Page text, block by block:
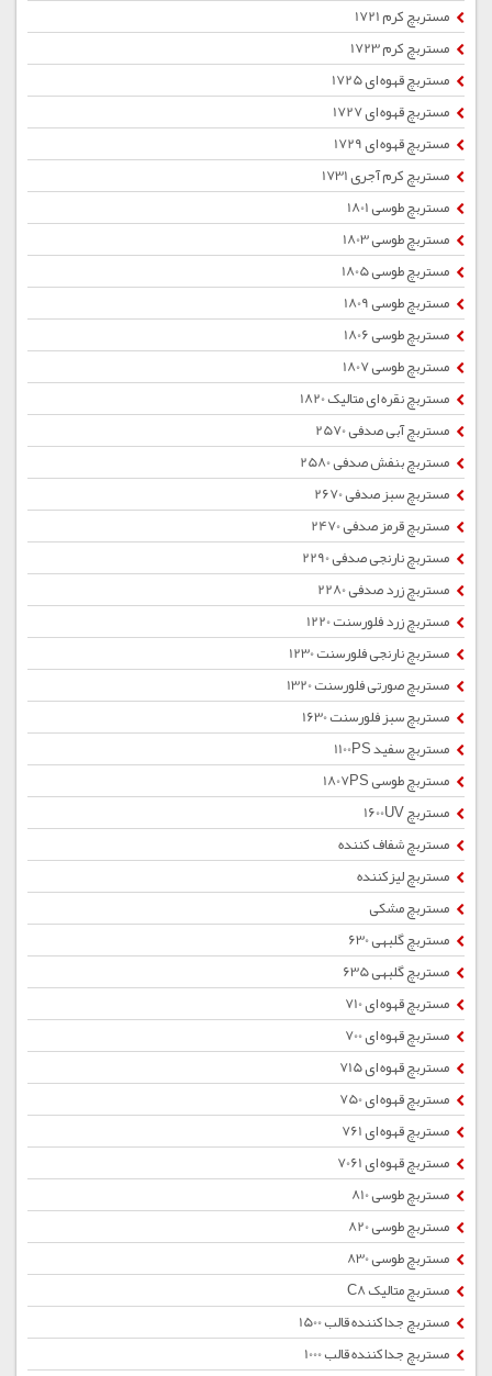
مستربچ کرم 1721
مستربچ کرم 1723
مستربچ قهوه ای 1725
مستربچ قهوه ای 1727
مستربچ قهوه ای 1729
مستربچ کرم آجری 1731
مستربچ طوسی 1801
مستربچ طوسی 1803
مستربچ طوسی 1805
مستربچ طوسی 1809
مستربچ طوسی 1806
مستربچ طوسی 1807
مستربچ نقره ای متالیک 1820
مستربچ آبی صدفی 2570
مستربچ بنفش صدفی 2580
مستربچ سبز صدفی 2670
مستربچ قرمز صدفی 2470
مستربچ نارنجی صدفی 2290
مستربچ زرد صدفی 2280
مستربچ زرد فلورسنت 1220
مستربچ نارنجی فلورسنت 1230
مستربچ صورتی فلورسنت 1320
مستربچ سبز فلورسنت 1630
مستربچ سفید 1100PS
مستربچ طوسی 1807PS
مستربچ 1600UV
مستربچ شفاف کننده
مستربچ لیزکننده
مستربچ مشکی
مستربچ گلبهی 630
مستربچ گلبهی 635
مستربچ قهوه ای 710
مستربچ قهوه ای 700
مستربچ قهوه ای 715
مستربچ قهوه ای 750
مستربچ قهوه ای 761
مستربچ قهوه ای 7061
مستربچ طوسی 810
مستربچ طوسی 820
مستربچ طوسی 830
مستربچ متالیک C8
مستربچ جداکننده قالب 1500
مستربچ جداکننده قالب 1000